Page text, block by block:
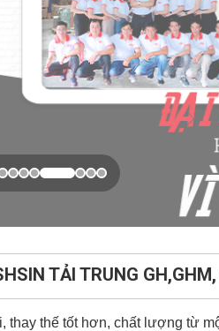
TẢI TRUNG GH,GHM,
thay thế tốt hơn, chất lượng từ